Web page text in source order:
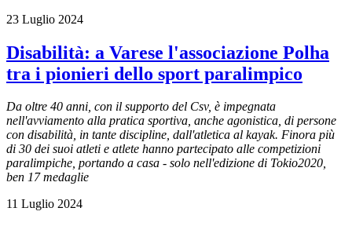
23 Luglio 2024
Disabilità: a Varese l'associazione Polha
tra i pionieri dello sport paralimpico
Da oltre 40 anni, con il supporto del Csv, è impegnata
nell'avviamento alla pratica sportiva, anche agonistica, di persone
con disabilità, in tante discipline, dall'atletica al kayak. Finora più
di 30 dei suoi atleti e atlete hanno partecipato alle competizioni
paralimpiche, portando a casa - solo nell'edizione di Tokio2020,
ben 17 medaglie
11 Luglio 2024